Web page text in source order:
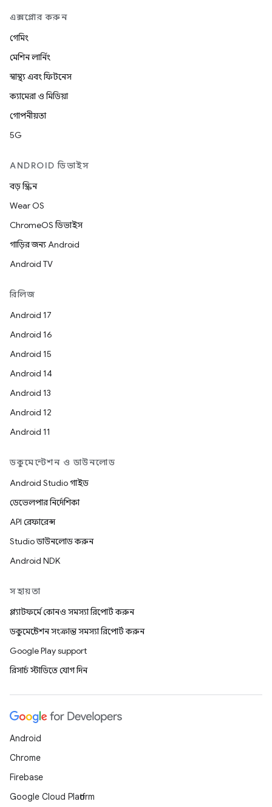
এক্সপ্লোর করুন
গেমিং
মেশিন লার্নিং
স্বাস্থ্য এবং ফিটনেস
ক্যামেরা ও মিডিয়া
গোপনীয়তা
5G
ANDROID ডিভাইস
বড় স্ক্রিন
Wear OS
ChromeOS ডিভাইস
গাড়ির জন্য Android
Android TV
রিলিজ
Android 17
Android 16
Android 15
Android 14
Android 13
Android 12
Android 11
ডকুমেন্টেশন ও ডাউনলোড
Android Studio গাইড
ডেভেলপার নির্দেশিকা
API রেফারেন্স
Studio ডাউনলোড করুন
Android NDK
সহায়তা
প্ল্যাটফর্মে কোনও সমস্যা রিপোর্ট করুন
ডকুমেন্টেশন সংক্রান্ত সমস্যা রিপোর্ট করুন
Google Play support
রিসার্চ স্টাডিতে যোগ দিন
Android
Chrome
Firebase
Google Cloud Platform